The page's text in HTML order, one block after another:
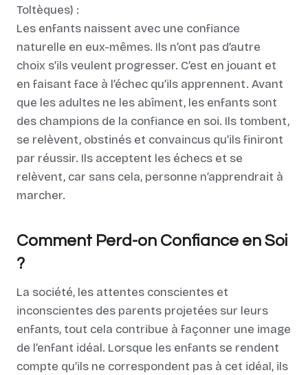
Toltèques) :
Les enfants naissent avec une confiance
naturelle en eux-mêmes. Ils n’ont pas d’autre
choix s’ils veulent progresser. C’est en jouant et
en faisant face à l’échec qu’ils apprennent. Avant
que les adultes ne les abîment, les enfants sont
des champions de la confiance en soi. Ils tombent,
se relèvent, obstinés et convaincus qu’ils finiront
par réussir. Ils acceptent les échecs et se
relèvent, car sans cela, personne n’apprendrait à
marcher.
Comment Perd-on Confiance en Soi
?
La société, les attentes conscientes et
inconscientes des parents projetées sur leurs
enfants, tout cela contribue à façonner une image
de l’enfant idéal. Lorsque les enfants se rendent
compte qu’ils ne correspondent pas à cet idéal, ils